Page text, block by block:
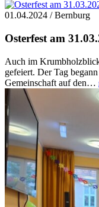
01.04.2024 / Bernburg
Osterfest am
Auch im
gefeiert. Der Tag
Gemeinschaft auf den…